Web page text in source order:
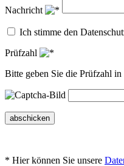
Nachricht
Ich stimme den
Prüfzahl
Bitte geben Sie die Prüfzahl in
abschicken
* Hier können Sie unsere